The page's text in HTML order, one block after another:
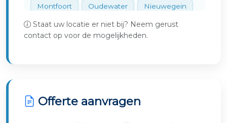
Montfoort Oudewater Nieuwegein
IJsselstein Huizen Hilversum
Staat uw locatie er niet bij? Neem gerust
contact op voor de mogelijkheden.
Offerte aanvragen